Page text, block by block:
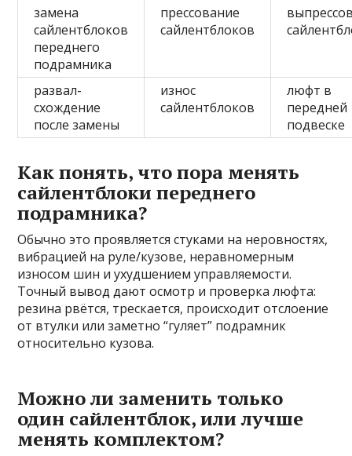
замена
сайлентблоков
переднего
подрамника
прессование
сайлентблоков
развал-
схождение
после замены
износ
сайлентблоков
люфт в
передней
подвеске
Как понять, что пора менять
сайлентблоки переднего
подрамника?
Обычно это проявляется стуками на неровностях,
вибрацией на руле/кузове, неравномерным
износом шин и ухудшением управляемости.
Точный вывод дают осмотр и проверка люфта:
резина рвётся, трескается, происходит отслоение
от втулки или заметно “гуляет” подрамник
относительно кузова.
Можно ли заменить только
один сайлентблок, или лучше
менять комплектом?